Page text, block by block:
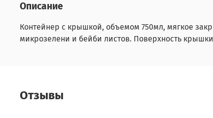
Описание
Контейнер с крышкой, объемом 750мл, мягкое
микрозелени и бейби листов. Поверхность
Отзывы